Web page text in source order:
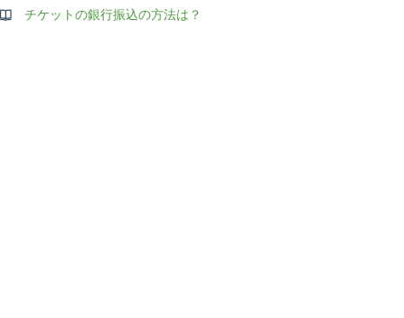
チケットの銀行振込の方法は？